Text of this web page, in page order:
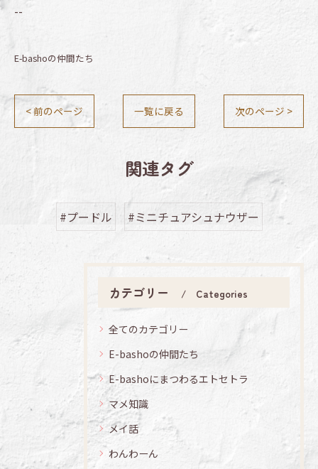
--
E-bashoの仲間たち
< 前のページ 一覧に戻る 次のページ >
関連タグ
#プードル #ミニチュアシュナウザー
カテゴリー Categories
全てのカテゴリー
E-bashoの仲間たち
E-bashoにまつわるエトセトラ
マメ知識
メイ話
わんわーん